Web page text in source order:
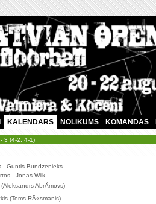
KALENDĀRS NOLIKUMS KOMANDAS
(4-2, 4-1)
- Guntis Bundzenieks
- Jonas Wiik
AbrÄmovs)
(Toms RÄ«smanis)